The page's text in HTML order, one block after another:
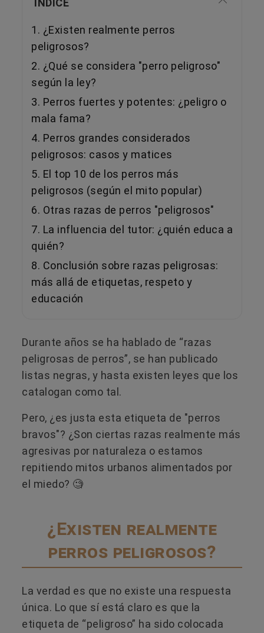
ÍNDICE
1. ¿Existen realmente perros
peligrosos?
2. ¿Qué se considera "perro peligroso"
según la ley?
3. Perros fuertes y potentes: ¿peligro o
mala fama?
4. Perros grandes considerados
peligrosos: casos y matices
5. El top 10 de los perros más
peligrosos (según el mito popular)
6. Otras razas de perros "peligrosos"
7. La influencia del tutor: ¿quién educa a
quién?
8. Conclusión sobre razas peligrosas:
más allá de etiquetas, respeto y
educación
Durante años se ha hablado de “razas
peligrosas de perros”, se han publicado
listas negras, y hasta existen leyes que los
catalogan como tal.
Pero, ¿es justa esta etiqueta de "perros
bravos"? ¿Son ciertas razas realmente más
agresivas por naturaleza o estamos
repitiendo mitos urbanos alimentados por
el miedo? 🧐
¿Existen realmente
perros peligrosos?
La verdad es que no existe una respuesta
única. Lo que sí está claro es que la
etiqueta de “peligroso” ha sido colocada